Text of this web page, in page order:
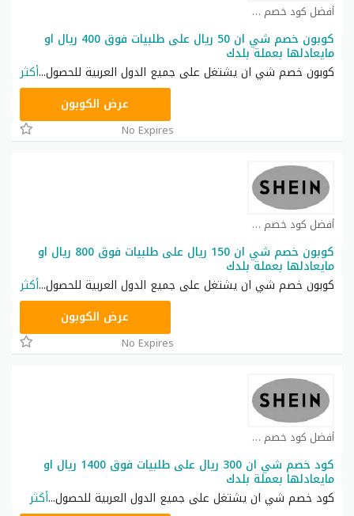
أفضل كود خصم شي ان كوبون
كوبون خصم شي ان 50 ريال على طلبيات فوق 400 ريال او
مايعادلها بعملة بلدك
كوبون خصم شي ان يشتغل على جميع الدول العربية للحصول...أكثر
عرض الكوبون
No Expires
أفضل كود خصم شي ان كوبون
كوبون خصم شي ان 150 ريال على طلبيات فوق 800 ريال او
مايعادلها بعملة بلدك
كوبون خصم شي ان يشتغل على جميع الدول العربية للحصول...أكثر
عرض الكوبون
No Expires
أفضل كود خصم شي ان كوبون
كود خصم شي ان 300 ريال على طلبيات فوق 1400 ريال او
مايعادلها بعملة بلدك
كود خصم شي ان يشتغل على جميع الدول العربية للحصول...أكثر